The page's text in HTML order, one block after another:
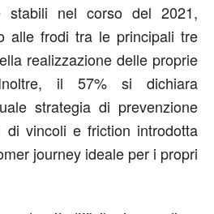
stabili nel corso del 2021,
alle frodi tra le principali tre
realizzazione delle proprie
il 57% si dichiara
strategia di prevenzione
vincoli e friction introdotta
journey ideale per i propri